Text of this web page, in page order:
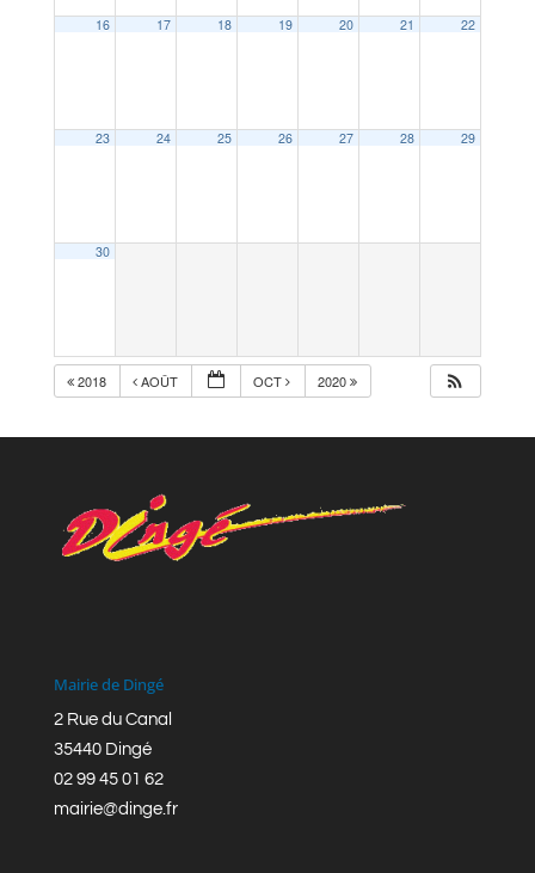
16 17 18 19 20 21 22
23 24 25 26 27 28 29
30
2018 AOÛT OCT 2020
Mairie de Dingé
2 Rue du Canal
35440 Dingé
02 99 45 01 62
mairie@dinge.fr